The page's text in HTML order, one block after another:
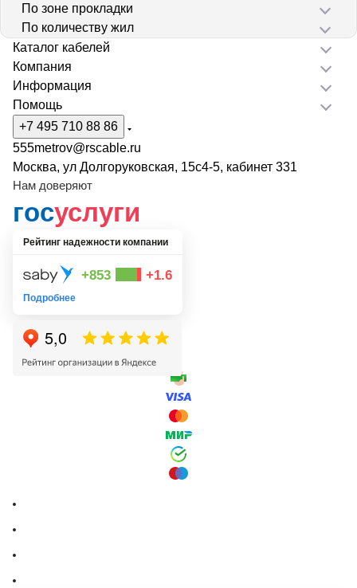
По зоне прокладки
По количеству жил
Каталог кабелей
Компания
Информация
Помощь
+7 495 710 88 86
555metrov@rscable.ru
Москва, ул Долгоруковская, 15с4-5, кабинет 331
Нам доверяют
госуслуги
Рейтинг надежности компании
+853 +1.6
Подробнее